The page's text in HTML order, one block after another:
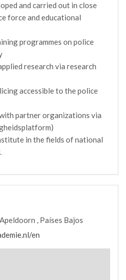
and carried out in close
force and educational
programmes on police
research via research
accessible to the police
partner organizations via
in the fields of national
, Países Bajos
en